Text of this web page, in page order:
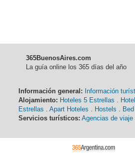
365BuenosAires.com
La guía online los 365 días del año
Información general: Información
Alojamiento: Hoteles 5 Estrellas .
Estrellas . Apart Hoteles . Hostels .
Servicios turísticos: Agencias de viaje